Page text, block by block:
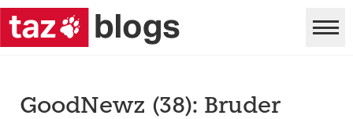
GoodNewz (38): Bruder